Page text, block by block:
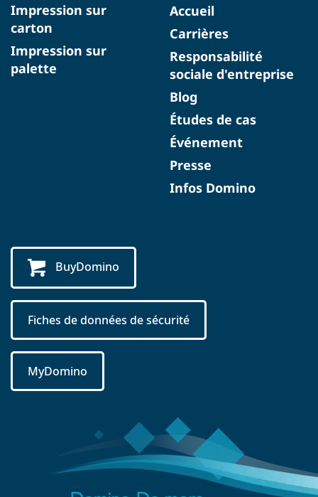
Impression sur
carton
Impression sur
palette
Accueil
Carrières
Responsabilité
sociale d'entreprise
Blog
Études de cas
Événement
Presse
Infos Domino
BuyDomino
Fiches de données de sécurité
MyDomino